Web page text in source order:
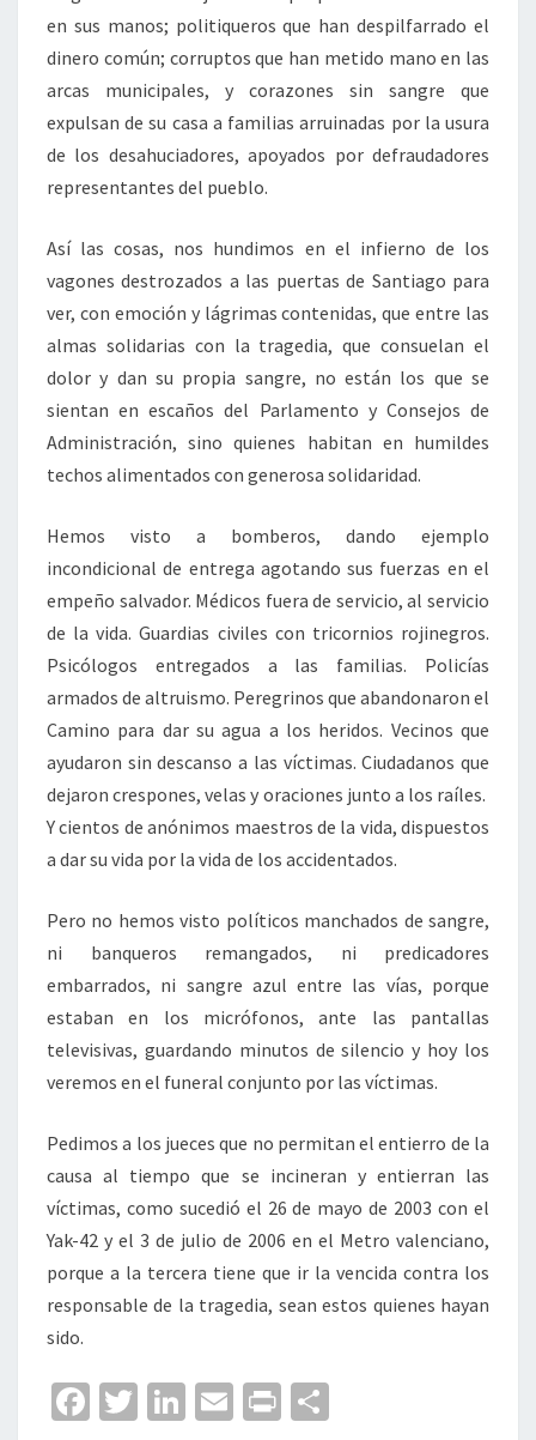
en sus manos; politiqueros que han despilfarrado el
dinero común; corruptos que han metido mano en las
arcas municipales, y corazones sin sangre que
expulsan de su casa a familias arruinadas por la usura
de los desahuciadores, apoyados por defraudadores
representantes del pueblo.
Así las cosas, nos hundimos en el infierno de los
vagones destrozados a las puertas de Santiago para
ver, con emoción y lágrimas contenidas, que entre las
almas solidarias con la tragedia, que consuelan el
dolor y dan su propia sangre, no están los que se
sientan en escaños del Parlamento y Consejos de
Administración, sino quienes habitan en humildes
techos alimentados con generosa solidaridad.
Hemos visto a bomberos, dando ejemplo
incondicional de entrega agotando sus fuerzas en el
empeño salvador. Médicos fuera de servicio, al servicio
de la vida. Guardias civiles con tricornios rojinegros.
Psicólogos entregados a las familias. Policías
armados de altruismo. Peregrinos que abandonaron el
Camino para dar su agua a los heridos. Vecinos que
ayudaron sin descanso a las víctimas. Ciudadanos que
dejaron crespones, velas y oraciones junto a los raíles.
Y cientos de anónimos maestros de la vida, dispuestos
a dar su vida por la vida de los accidentados.
Pero no hemos visto políticos manchados de sangre,
ni banqueros remangados, ni predicadores
embarrados, ni sangre azul entre las vías, porque
estaban en los micrófonos, ante las pantallas
televisivas, guardando minutos de silencio y hoy los
veremos en el funeral conjunto por las víctimas.
Pedimos a los jueces que no permitan el entierro de la
causa al tiempo que se incineran y entierran las
víctimas, como sucedió el 26 de mayo de 2003 con el
Yak-42 y el 3 de julio de 2006 en el Metro valenciano,
porque a la tercera tiene que ir la vencida contra los
responsable de la tragedia, sean estos quienes hayan
sido.
Fa T
Li
E
Pr